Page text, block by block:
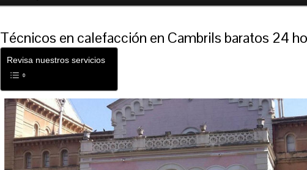
Técnicos en calefacción en Cambrils baratos 24
Revisa nuestros servicios